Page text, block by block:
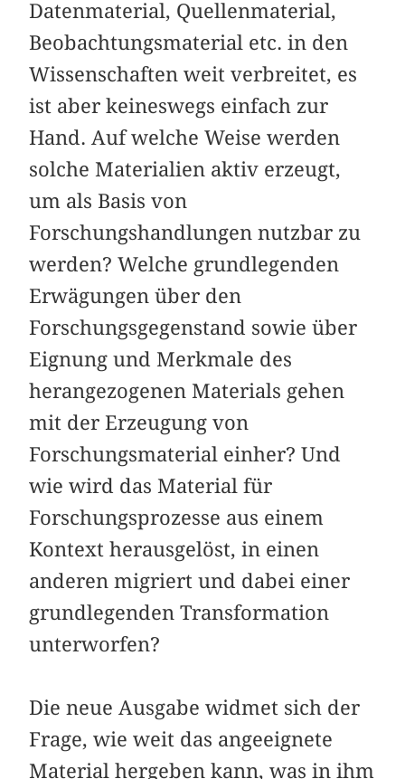
Datenmaterial, Quellenmaterial,
Beobachtungsmaterial etc. in den
Wissenschaften weit verbreitet, es
ist aber keineswegs einfach zur
Hand. Auf welche Weise werden
solche Materialien aktiv erzeugt,
um als Basis von
Forschungshandlungen nutzbar zu
werden? Welche grundlegenden
Erwägungen über den
Forschungsgegenstand sowie über
Eignung und Merkmale des
herangezogenen Materials gehen
mit der Erzeugung von
Forschungsmaterial einher? Und
wie wird das Material für
Forschungsprozesse aus einem
Kontext herausgelöst, in einen
anderen migriert und dabei einer
grundlegenden Transformation
unterworfen?
Die neue Ausgabe widmet sich der
Frage, wie weit das angeeignete
Material hergeben kann, was in ihm